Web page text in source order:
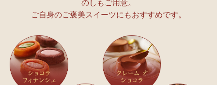
のしもご用意。
ご自身のご褒美スイーツにもおすすめです。